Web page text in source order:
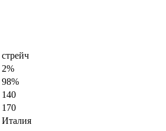
стрейч
2%
98%
140
170
Италия